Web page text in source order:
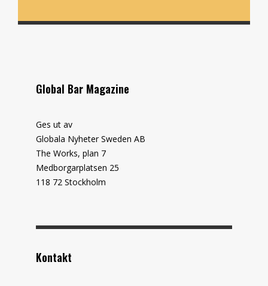
Global Bar Magazine
Ges ut av
Globala Nyheter Sweden AB
The Works, plan 7
Medborgarplatsen 25
118 72 Stockholm
Kontakt